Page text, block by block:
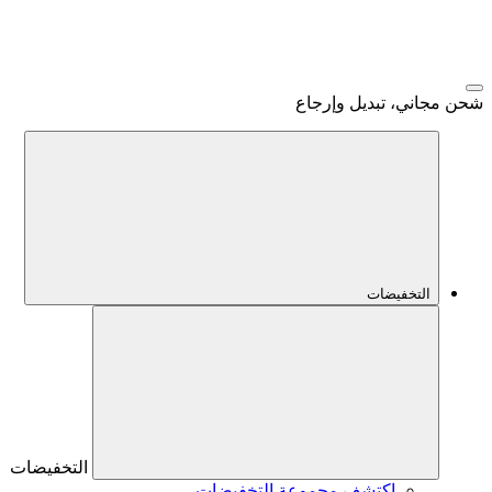
شحن مجاني، تبديل وإرجاع
التخفيضات
التخفيضات